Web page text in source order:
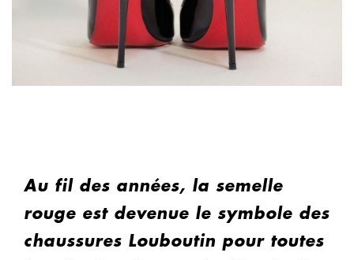
Au fil des années, la semelle
rouge est devenue le symbole des
chaussures Louboutin pour toutes